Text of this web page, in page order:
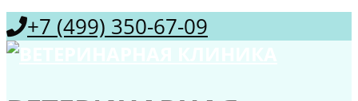
+7 (499) 350-67-09